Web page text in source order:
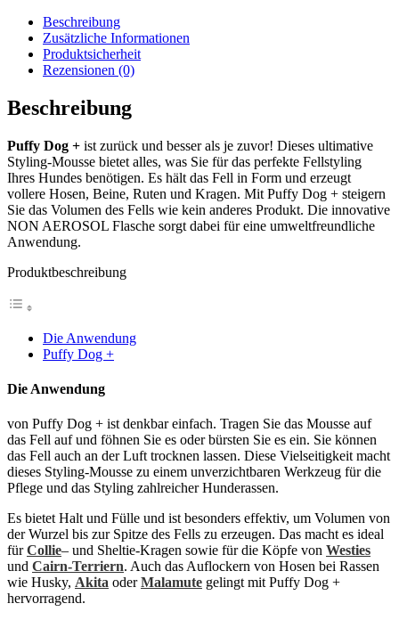
Beschreibung
Zusätzliche Informationen
Produktsicherheit
Rezensionen (0)
Beschreibung
Puffy Dog + ist zurück und besser als je zuvor! Dieses ultimative
Styling-Mousse bietet alles, was Sie für das perfekte Fellstyling
Ihres Hundes benötigen. Es hält das Fell in Form und erzeugt
vollere Hosen, Beine, Ruten und Kragen. Mit Puffy Dog + steigern
Sie das Volumen des Fells wie kein anderes Produkt. Die innovative
NON AEROSOL Flasche sorgt dabei für eine umweltfreundliche
Anwendung.
Produktbeschreibung
Die Anwendung
Puffy Dog +
Die Anwendung
von Puffy Dog + ist denkbar einfach. Tragen Sie das Mousse auf
das Fell auf und föhnen Sie es oder bürsten Sie es ein. Sie können
das Fell auch an der Luft trocknen lassen. Diese Vielseitigkeit macht
dieses Styling-Mousse zu einem unverzichtbaren Werkzeug für die
Pflege und das Styling zahlreicher Hunderassen.
Es bietet Halt und Fülle und ist besonders effektiv, um Volumen von
der Wurzel bis zur Spitze des Fells zu erzeugen. Das macht es ideal
fürCollie– und Sheltie-Kragen sowie für die Köpfe von Westies
und Cairn-Terriern. Auch das Auflockern von Hosen bei Rassen
wie Husky, Akita oderMalamute gelingt mit Puffy Dog +
hervorragend.